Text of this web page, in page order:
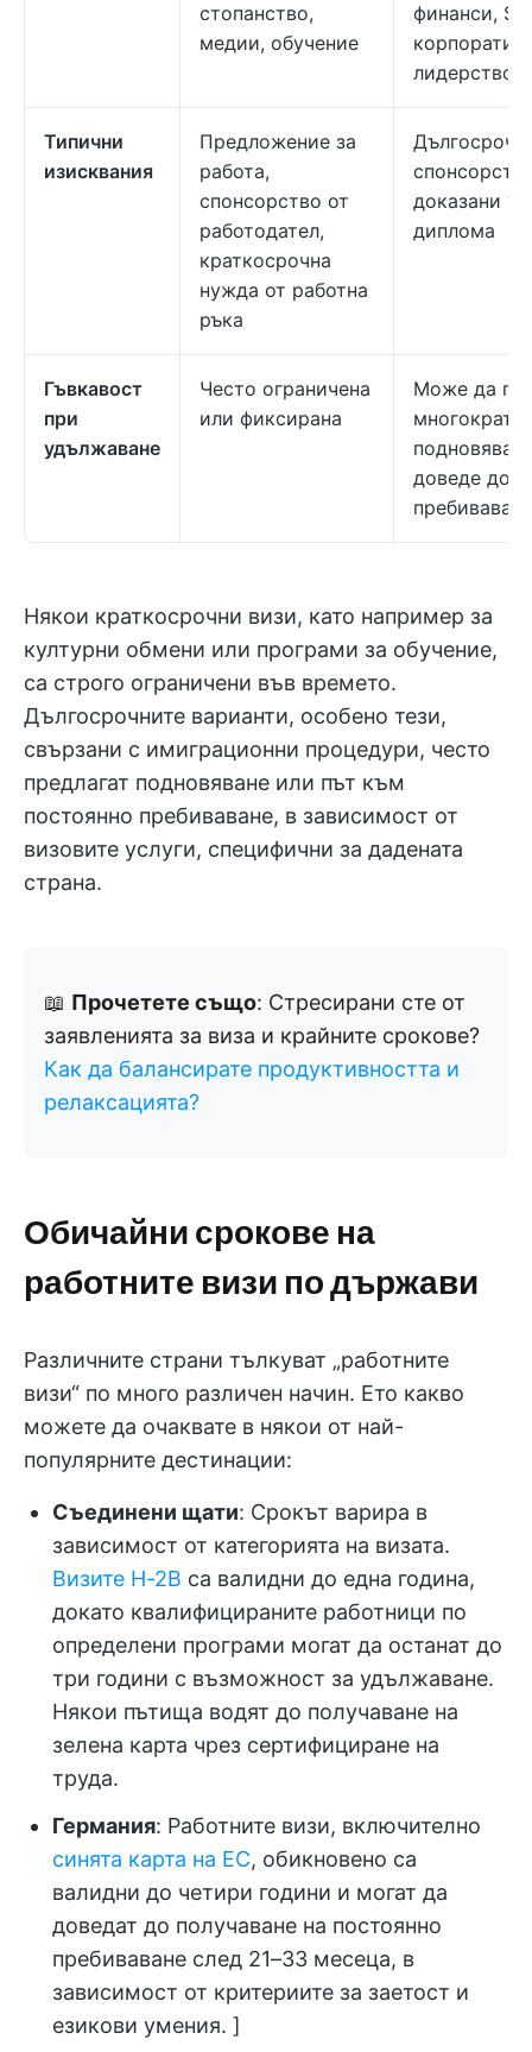
стопанство,
медии, обучение
финанси,
лидерство
Типични
изисквания
Предложение за
работа,
спонсорство от
работодател,
краткосрочна
нужда от работна
ръка
доказани
диплома
Гъвкавост
при
удължаване
Често ограничена
или фиксирана
Може да
доведе до
Някои краткосрочни визи, като например за
културни обмени или програми за обучение,
са строго ограничени във времето.
Дългосрочните варианти, особено тези,
свързани с имиграционни процедури, често
предлагат подновяване или път към
постоянно пребиваване, в зависимост от
визовите услуги, специфични за дадената
страна.
📖 Прочетете също: Стресирани сте от
заявленията за виза и крайните срокове?
Как да балансирате продуктивността и
релаксацията?
Обичайни срокове на
работните визи по държави
Различните страни тълкуват „работните
визи“ по много различен начин. Ето какво
можете да очаквате в някои от най-
популярните дестинации:
Съединени щати: Срокът варира в
зависимост от категорията на визата.
Визите H-2B са валидни до една година,
докато квалифицираните работници по
определени програми могат да останат до
три години с възможност за удължаване.
Някои пътища водят до получаване на
зелена карта чрез сертифициране на
труда.
Германия: Работните визи, включително
синята карта на ЕС, обикновено са
валидни до четири години и могат да
доведат до получаване на постоянно
пребиваване след 21–33 месеца, в
зависимост от критериите за заетост и
езикови умения. ]